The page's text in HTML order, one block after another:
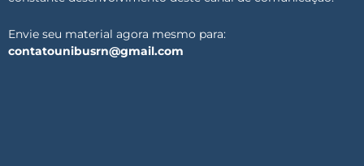
Envie seu material agora mesmo para:
contatounibusrn@gmail.com